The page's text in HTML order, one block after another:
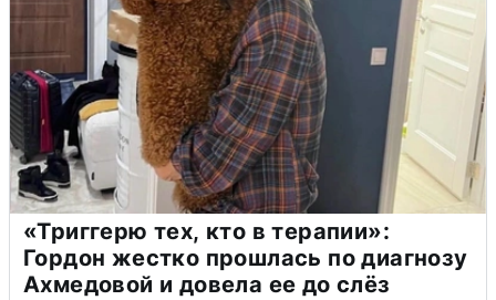
«Триггерю тех, кто в терапии»:
Гордон жестко прошлась по диагнозу
Ахмедовой и довела ее до слёз